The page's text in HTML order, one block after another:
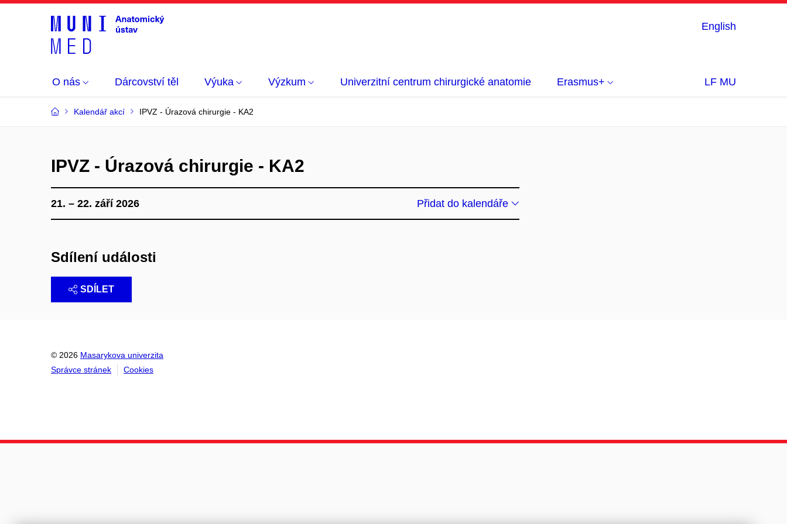
English
O nás Dárcovství těl Výuka Výzkum Univerzitní centrum chirurgické anatomie Erasmus+ LF MU
Kalendář akcí IPVZ - Úrazová chirurgie - KA2
IPVZ - Úrazová chirurgie - KA2
21. – 22. září 2026 Přidat do kalendáře
Sdílení události
SDÍLET
© 2026 Masarykova univerzita
Správce stránek
Cookies